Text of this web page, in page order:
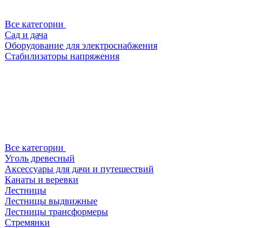
Все категории
Сад и дача
Оборудование для электроснабжения
Стабилизаторы напряжения
Все категории
Уголь древесный
Аксессуары для дачи и путешествий
Канаты и веревки
Лестницы
Лестницы выдвижные
Лестницы трансформеры
Стремянки